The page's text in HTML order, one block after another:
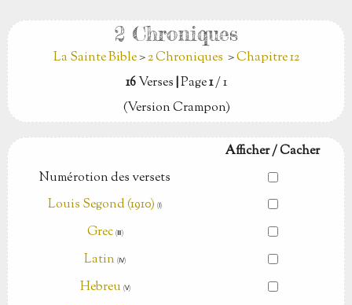
2 Chroniques
La Sainte Bible>2 Chroniques >Chapitre 12
16Verses|Page1/ 1
(Version Crampon)
Afficher / Cacher
Numérotion des versets
Louis Segond (1910) (Ⅰ)
Grec (Ⅲ)
Latin (Ⅳ)
Hebreu (Ⅴ)